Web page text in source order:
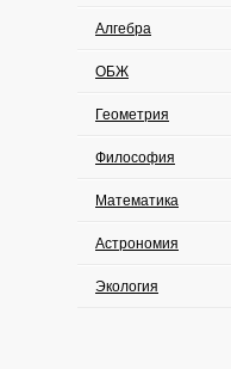
Алгебра
ОБЖ
Геометрия
Философия
Математика
Астрономия
Экология